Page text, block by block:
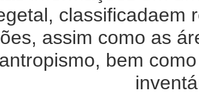
classificadaem
assim como as
bem